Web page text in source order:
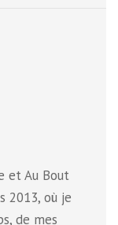
et Au Bout
2013, où je
de mes